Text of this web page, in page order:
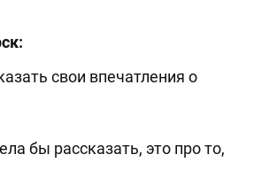
свои впечатления о
бы рассказать, это про то,